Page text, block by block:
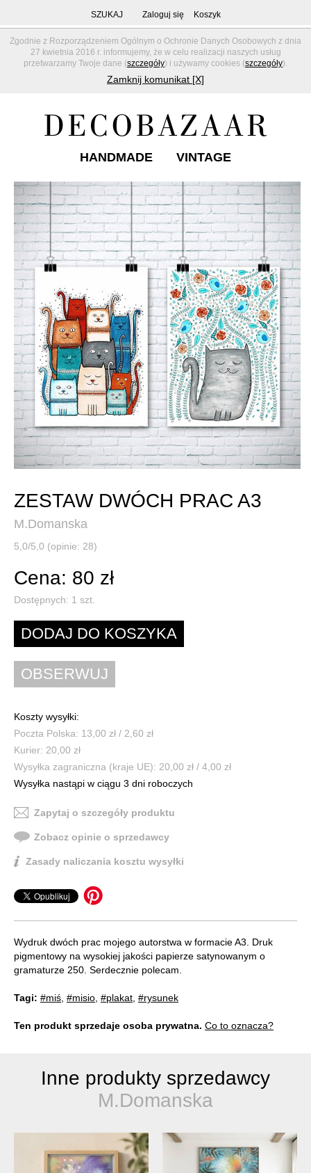
Zgodnie z Rozporządzeniem Ogólnym o Ochronie Danych Osobowych z dnia
27 kwietnia 2016 r. informujemy, że w celu realizacji naszych usług
przetwarzamy Twoje dane (szczegóły) i używamy cookies (szczegóły).
Zamknij komunikat [X]
SZUKAJ Zaloguj się Koszyk
HANDMADE VINTAGE
ZESTAW DWÓCH PRAC A3
M.Domanska
5,0/5,0 (opinie: 28)
Cena: 80 zł
Dostępnych: 1 szt.
Koszty wysyłki:
Poczta Polska: 13,00 zł / 2,60 zł
Kurier: 20,00 zł
Wysyłka zagraniczna (kraje UE): 20,00 zł / 4,00 zł
Wysyłka nastąpi w ciągu 3 dni roboczych
Zapytaj o szczegóły produktu
Zobacz opinie o sprzedawcy
Zasady naliczania kosztu wysyłki
Wydruk dwóch prac mojego autorstwa w formacie A3. Druk
pigmentowy na wysokiej jakości papierze satynowanym o
gramaturze 250. Serdecznie polecam.
Tagi: #miś #misio #plakat #rysunek
Ten produkt sprzedaje osoba prywatna. Co to oznacza?
Inne produkty sprzedawcy
M.Domanska